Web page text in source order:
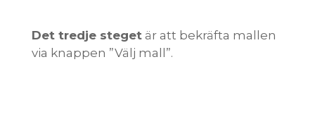
Det tredje stegetär att bekräfta mallen
via knappen ”Välj mall”.